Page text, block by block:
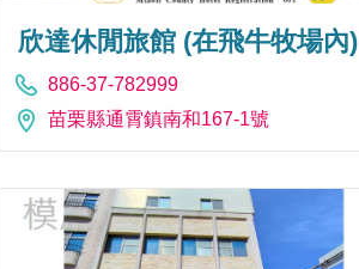
欣達休閒旅館 (在飛牛牧場內)
886-37-782999
苗栗縣通霄鎮南和167-1號